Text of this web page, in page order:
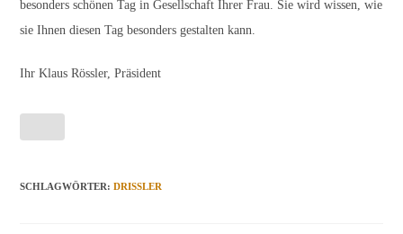
besonders schönen Tag in Gesellschaft Ihrer Frau. Sie wird wissen, wie
sie Ihnen diesen Tag besonders gestalten kann.
Ihr Klaus Rössler, Präsident
SCHLAGWÖRTER:DRISSLER